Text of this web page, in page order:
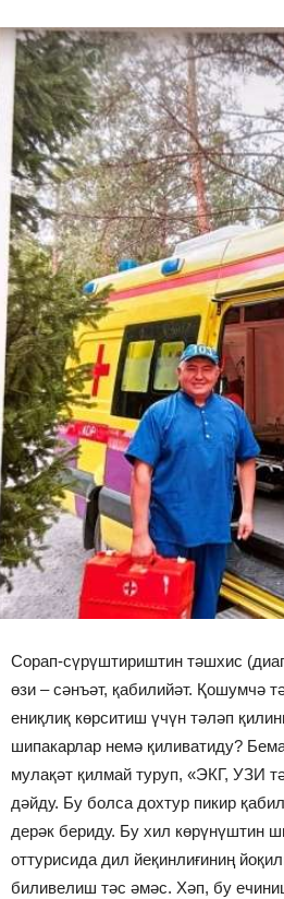
Сорап-сүрүштириштин тәшхис
өзи – сәнъәт, қабилийәт. Қошумчә
ениқлиқ көрситиш үчүн тәләп
шипакарлар немә қиливатиду?
мулақәт қилмай туруп, «ЭКГ, УЗИ
дәйду. Бу болса дохтур пикир
дерәк бериду. Бу хил көрүнүштин
оттурисида дил йеқинлиғиниң
биливелиш тәс әмәс. Хәп, бу